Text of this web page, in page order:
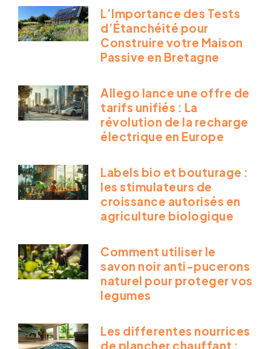
L’Importance des Tests
d’Étanchéité pour
Construire votre Maison
Passive en Bretagne
Allego lance une offre de
tarifs unifiés : La
révolution de la recharge
électrique en Europe
Labels bio et bouturage :
les stimulateurs de
croissance autorisés en
agriculture biologique
Comment utiliser le
savon noir anti-pucerons
naturel pour proteger vos
legumes
Les differentes nourrices
de plancher chauffant :